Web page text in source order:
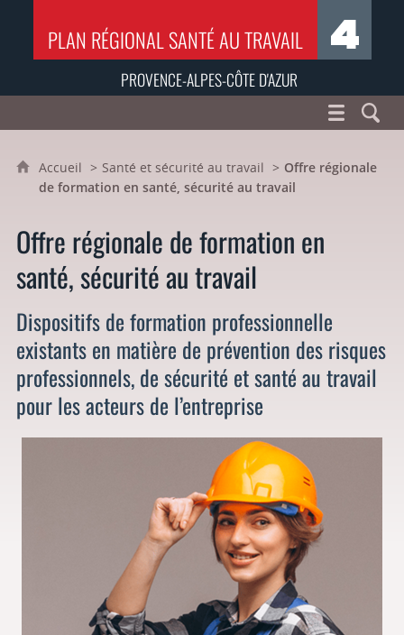
PLAN RÉGIONAL SANTÉ AU TRAVAIL
PROVENCE-ALPES-CÔTE D'AZUR
Accueil Santé et sécurité au travail
Offre régionale
de formation en santé, sécurité au travail
Offre régionale de formation en
santé, sécurité au travail
Dispositifs de formation professionnelle
existants en matière de prévention des risques
professionnels, de sécurité et santé au travail
pour les acteurs de l’entreprise